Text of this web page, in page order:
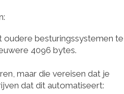
besturingssystemen te
4096 bytes.
maar die vereisen dat je
dat dit automatiseert: